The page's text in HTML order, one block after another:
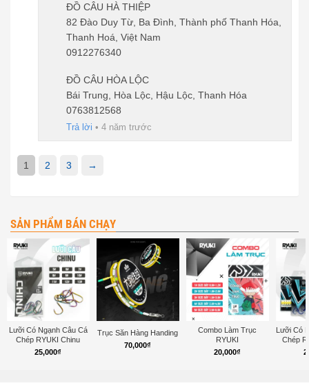
ĐỒ CÂU HÀ THIỆP
82 Đào Duy Từ, Ba Đình, Thành phố Thanh Hóa,
Thanh Hoá, Việt Nam
0912276340
ĐỒ CÂU HÒA LỘC
Bái Trung, Hòa Lộc, Hậu Lộc, Thanh Hóa
0763812568
Trả lời • 4 năm trước
1 2 3 →
SẢN PHẨM BÁN CHẠY
Lưỡi Có Ngạnh Câu Cá
Chép RYUKI Chinu
25,000₫
Trục Săn Hàng Handing
70,000₫
Combo Làm Trục
RYUKI
20,000₫
Lưỡi Có
Chép